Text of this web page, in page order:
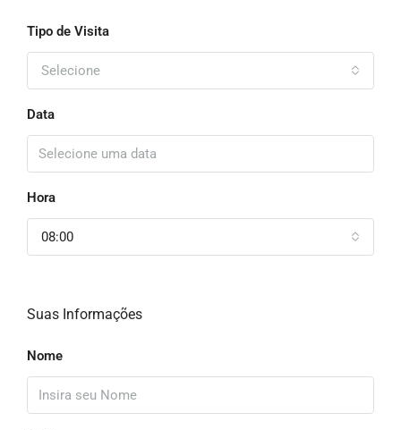
Tipo de Visita
Selecione
Data
Hora
08:00
Suas Informações
Nome